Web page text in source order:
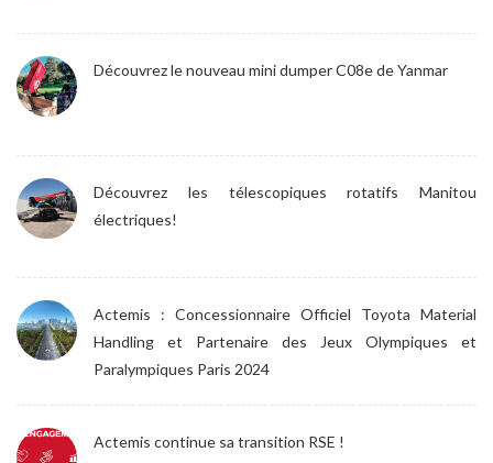
Découvrez le nouveau mini dumper C08e de Yanmar
Découvrez les télescopiques rotatifs Manitou
électriques!
Actemis : Concessionnaire Officiel Toyota Material
Handling et Partenaire des Jeux Olympiques et
Paralympiques Paris 2024
Actemis continue sa transition RSE !